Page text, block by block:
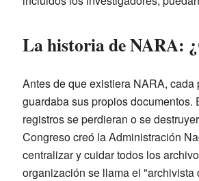
La historia de NARA:
Antes de que existiera NARA,
guardaba sus propios
registros se perdieran o se
Congreso creó la Administración
centralizar y cuidar todos los
organización se llama el "archivista